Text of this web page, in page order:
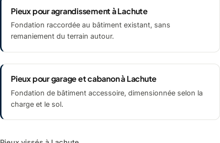
Pieux pour agrandissement à Lachute
Fondation raccordée au bâtiment existant, sans
remaniement du terrain autour.
Pieux pour garage et cabanon à Lachute
Fondation de bâtiment accessoire, dimensionnée selon la
charge et le sol.